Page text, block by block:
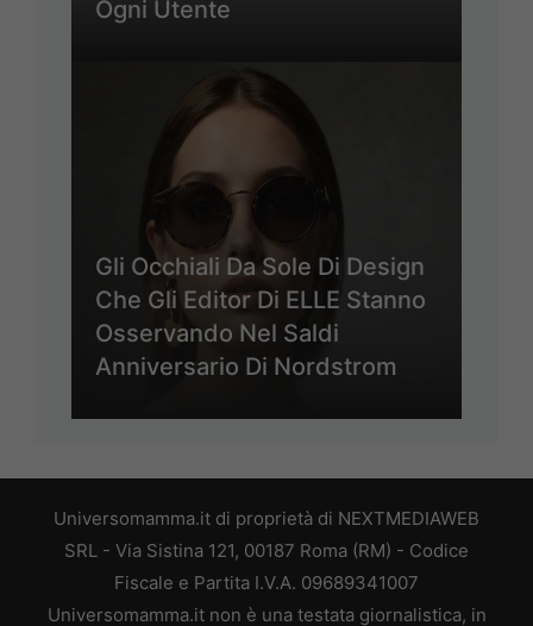
Ogni Utente
Gli Occhiali Da Sole Di Design
Che Gli Editor Di ELLE Stanno
Osservando Nel Saldi
Anniversario Di Nordstrom
Universomamma.it di proprietà di NEXTMEDIAWEB
SRL - Via Sistina 121, 00187 Roma (RM) - Codice
Fiscale e Partita I.V.A. 09689341007
Universomamma.it non è una testata giornalistica, in